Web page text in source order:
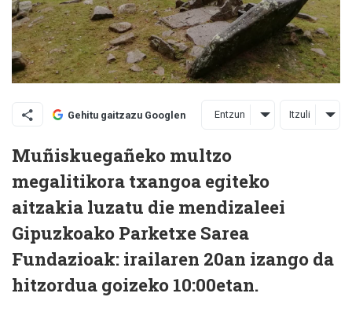
Gehitu gaitzazu Googlen Entzun Itzuli
Muñiskuegañeko multzo
megalitikora txangoa egiteko
aitzakia luzatu die mendizaleei
Gipuzkoako Parketxe Sarea
Fundazioak: irailaren 20an izango da
hitzordua goizeko 10:00etan.